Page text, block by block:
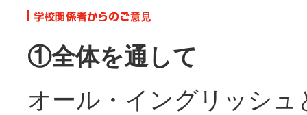
①全体を通して
オール・イングリッシ